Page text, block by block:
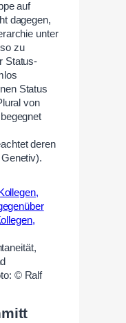
auf
dagegen,
unter
zu
Status-
Status
von
deren
© Ralf